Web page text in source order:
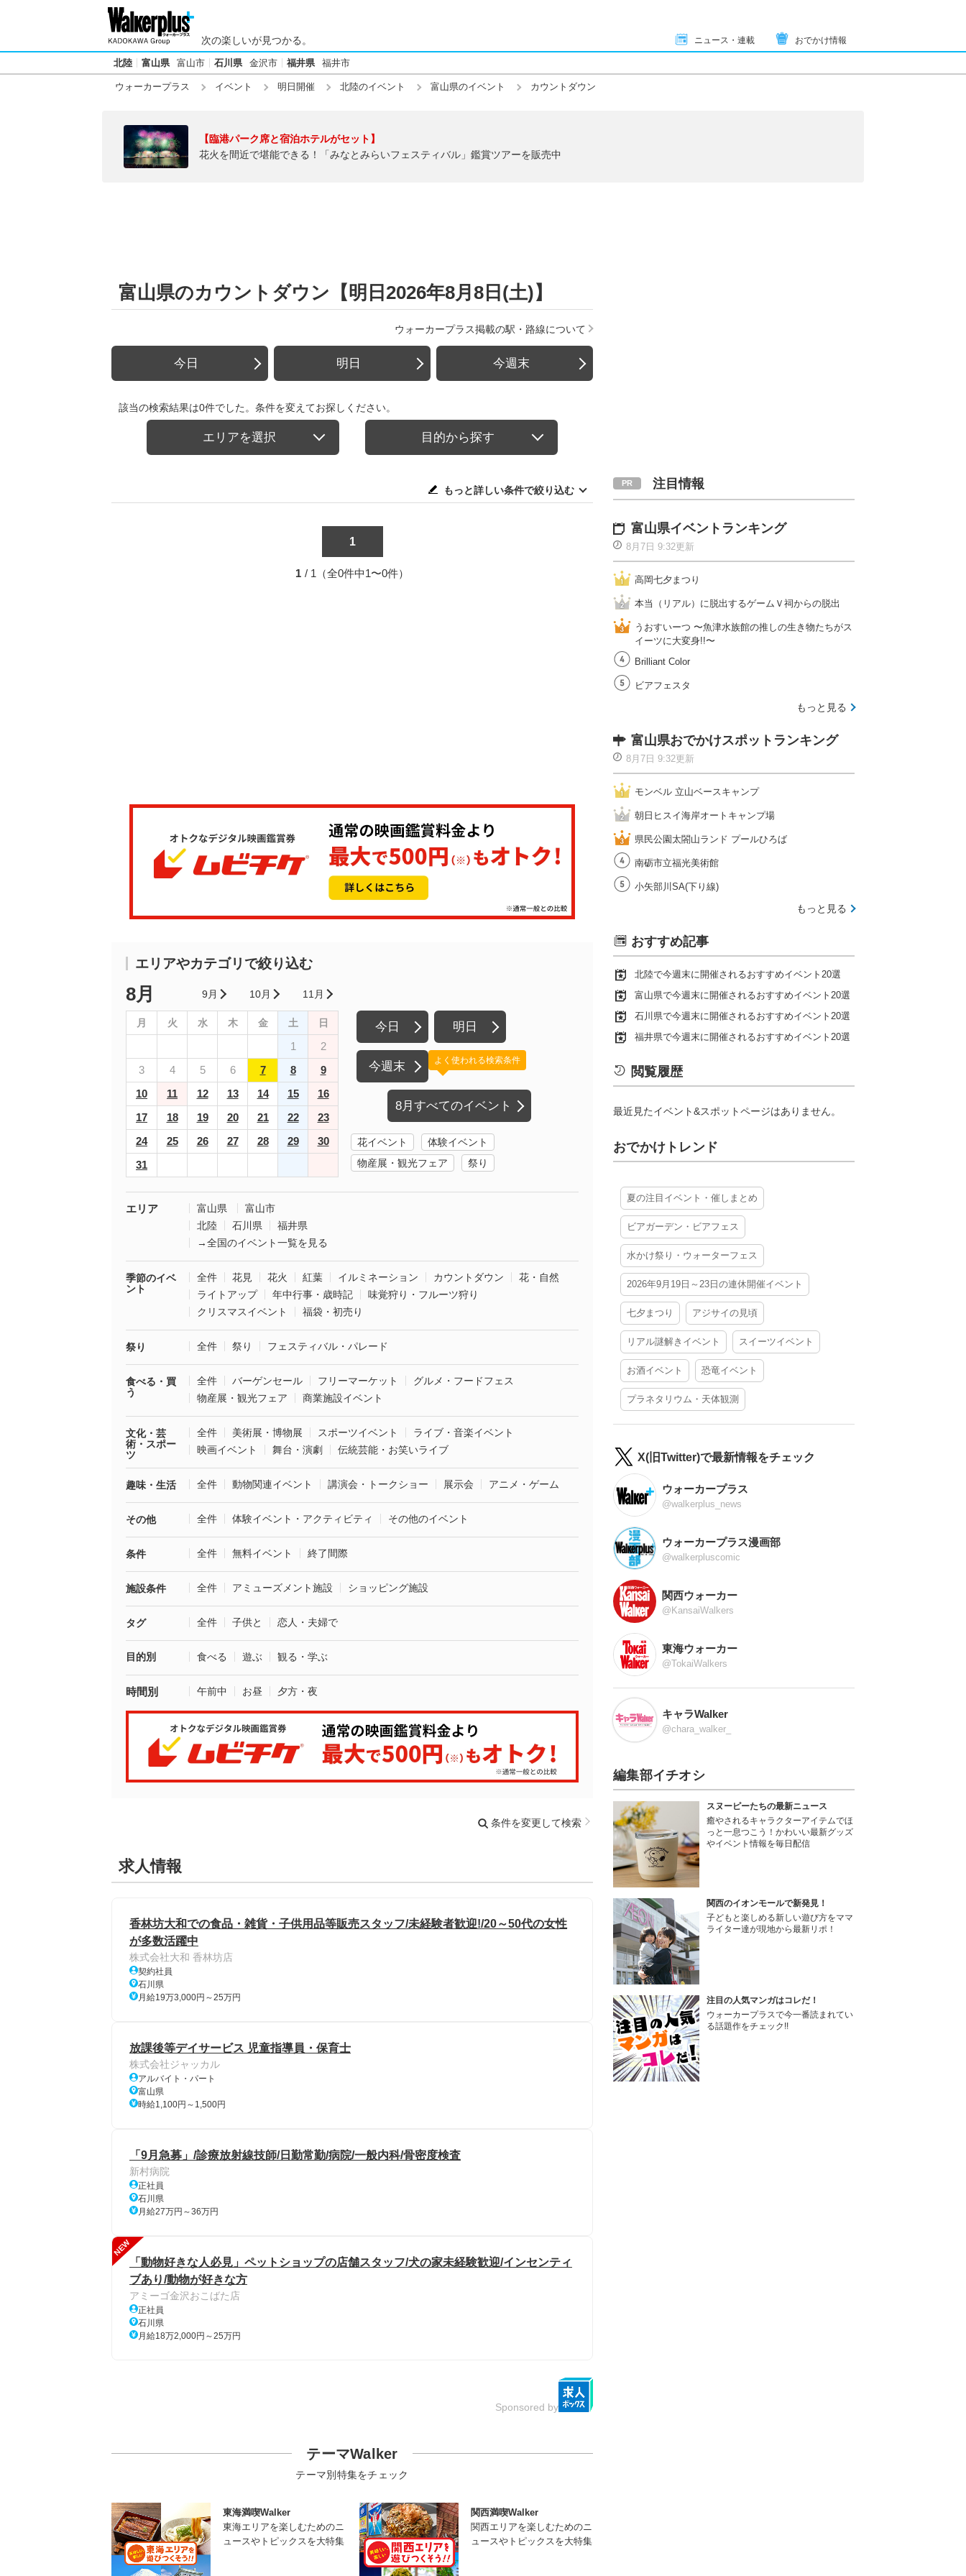
次の楽しいが見つかる。 ニュース・連載 おでかけ情報
北陸 富山県 富山市 石川県 金沢市 福井県 福井市
ウォーカープラス イベント 明日開催 北陸のイベント 富山県のイベント カウントダウン
【臨港パーク席と宿泊ホテルがセット】
花火を間近で堪能できる！「みなとみらいフェスティバル」鑑賞ツアーを販売中
富山県のカウントダウン【明日2026年8月8日(土)】
ウォーカープラス掲載の駅・路線について
今日 明日 今週末
該当の検索結果は0件でした。条件を変えてお探しください。
エリアを選択 目的から探す
もっと詳しい条件で絞り込む
1
1 / 1（全0件中1〜0件）
エリアやカテゴリで絞り込む
8月 9月 10月 11月
月 火 水 木 金 土 日
1
2
3
4 5 6 7 8
9
10
11 12 13 14 15
16
17
18 19 20 21 22
23
24
25 26 27 28 29
30
31
今日 明日
今週末
8月すべてのイベント
よく使われる検索条件
花イベント
体験イベント
物産展・観光フェア
祭り
エリア 富山県
富山市
北陸
石川県
福井県
→全国のイベント一覧を見る
季節のイベ
ント
全件 花見 花火 紅葉 イルミネーション カウントダウン
花・自然
ライトアップ
年中行事・歳時記
味覚狩り・フルーツ狩り
クリスマスイベント
福袋・初売り
祭り 全件 祭り フェスティバル・パレード
食べる・買
う
全件 バーゲンセール フリーマーケット
グルメ・フードフェス
物産展・観光フェア
商業施設イベント
文化・芸
術・スポー
ツ
全件 美術展・博物展 スポーツイベント
ライブ・音楽イベント
映画イベント
舞台・演劇 伝統芸能・お笑いライブ
趣味・生活 全件 動物関連イベント 講演会・トークショー 展示会 アニメ・ゲーム
その他 全件 体験イベント・アクティビティ その他のイベント
条件 全件 無料イベント 終了間際
施設条件 全件 アミューズメント施設 ショッピング施設
タグ 全件 子供と 恋人・夫婦で
目的別 食べる 遊ぶ 観る・学ぶ
時間別 午前中 お昼 夕方・夜
条件を変更して検索
求人情報
香林坊大和での食品・雑貨・子供用品等販売スタッフ/未経験者歓迎!/20～50代の女性
が多数活躍中
株式会社大和 香林坊店
契約社員
石川県
月給19万3,000円～25万円
放課後等デイサービス 児童指導員・保育士
株式会社ジャッカル
アルバイト・パート
富山県
時給1,100円～1,500円
「9月急募」/診療放射線技師/日勤常勤/病院/一般内科/骨密度検査
新村病院
正社員
石川県
月給27万円～36万円
NEW
「動物好きな人必見」ペットショップの店舗スタッフ/犬の家未経験歓迎/インセンティ
ブあり/動物が好きな方
アミーゴ金沢おこばた店
正社員
石川県
月給18万2,000円～25万円
Sponsored by
テーマWalker
テーマ別特集をチェック
東海満喫Walker
東海エリアを楽しむためのニ
ュースやトピックスを大特集
関西満喫Walker
関西エリアを楽しむためのニ
ュースやトピックスを大特集
注目情報
富山県イベントランキング
8月7日 9:32更新
高岡七夕まつり
本当（リアル）に脱出するゲームＶ祠からの脱出
うおすいーつ 〜魚津水族館の推しの生き物たちがス
イーツに大変身!!〜
Brilliant Color
ビアフェスタ
もっと見る
富山県おでかけスポットランキング
8月7日 9:32更新
モンベル 立山ベースキャンプ
朝日ヒスイ海岸オートキャンプ場
県民公園太閤山ランド プールひろば
南砺市立福光美術館
小矢部川SA(下り線)
もっと見る
おすすめ記事
北陸で今週末に開催されるおすすめイベント20選
富山県で今週末に開催されるおすすめイベント20選
石川県で今週末に開催されるおすすめイベント20選
福井県で今週末に開催されるおすすめイベント20選
閲覧履歴
最近見たイベント&スポットページはありません。
おでかけトレンド
夏の注目イベント・催しまとめ
ビアガーデン・ビアフェス
水かけ祭り・ウォーターフェス
2026年9月19日～23日の連休開催イベント
七夕まつり アジサイの見頃
リアル謎解きイベント スイーツイベント
お酒イベント 恐竜イベント
プラネタリウム・天体観測
X(旧Twitter)で最新情報をチェック
ウォーカープラス
@walkerplus_news
ウォーカープラス漫画部
@walkerpluscomic
関西ウォーカー
@KansaiWalkers
東海ウォーカー
@TokaiWalkers
キャラWalker
@chara_walker_
編集部イチオシ
スヌーピーたちの最新ニュース
癒やされるキャラクターアイテムでほ
っと一息つこう！かわいい最新グッズ
やイベント情報を毎日配信
関西のイオンモールで新発見！
子どもと楽しめる新しい遊び方をママ
ライター達が現地から最新リポ！
注目の人気マンガはコレだ！
ウォーカープラスで今一番読まれてい
る話題作をチェック!!